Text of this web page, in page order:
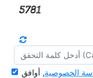
الخصوصية, أوافق